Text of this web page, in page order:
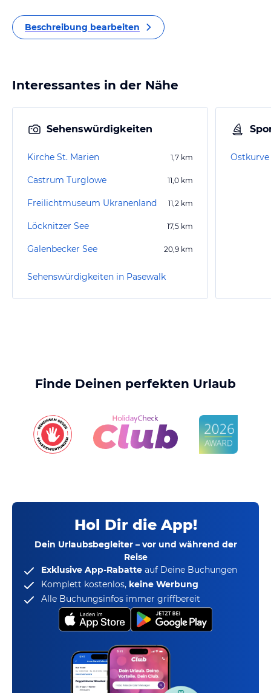
Beschreibung bearbeiten
Interessantes in der Nähe
Sehenswürdigkeiten
Kirche St. Marien 1,7 km
Castrum Turglowe 11,0 km
Freilichtmuseum Ukranenland 11,2 km
Löcknitzer See 17,5 km
Galenbecker See 20,9 km
Sehenswürdigkeiten in Pasewalk
Ostkurve
Finde Deinen perfekten Urlaub
Hol Dir die App!
Dein Urlaubsbegleiter – vor und während der
Reise
Exklusive App-Rabatte auf Deine Buchungen
Komplett kostenlos, keine Werbung
Alle Buchungsinfos immer griffbereit